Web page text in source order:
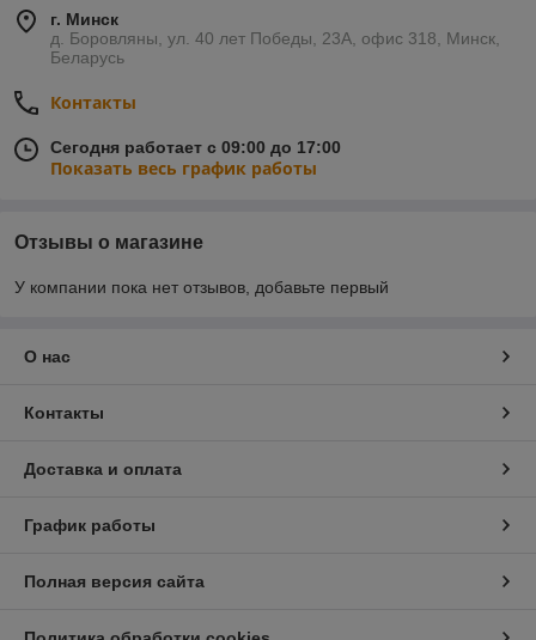
г. Минск
д. Боровляны, ул. 40 лет Победы, 23А, офис 318, Минск,
Беларусь
Контакты
Сегодня работает с 09:00 до 17:00
Показать весь график работы
Отзывы о магазине
У компании пока нет отзывов, добавьте первый
О нас
Контакты
Доставка и оплата
График работы
Полная версия сайта